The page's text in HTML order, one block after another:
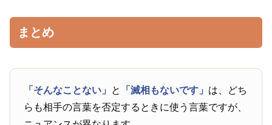
まとめ
「そんなことない」 と 「滅相もないです」 は、どち
らも相手の言葉を否定するときに使う言葉ですが、